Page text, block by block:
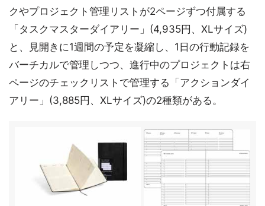
クやプロジェクト管理リストが2ページずつ付属する
「タスクマスターダイアリー」(4,935円、XLサイズ)
と、見開きに1週間の予定を凝縮し、1日の行動記録を
バーチカルで管理しつつ、進行中のプロジェクトは右
ページのチェックリストで管理する「アクションダイ
アリー」(3,885円、XLサイズ)の2種類がある。